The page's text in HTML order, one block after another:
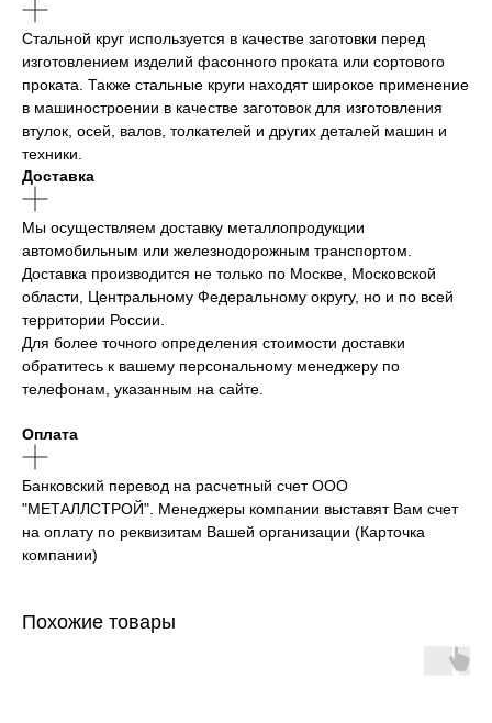
Стальной круг используется в качестве заготовки перед
изготовлением изделий фасонного проката или сортового
проката. Также стальные круги находят широкое применение
в машиностроении в качестве заготовок для изготовления
втулок, осей, валов, толкателей и других деталей машин и
техники.
Доставка
Мы осуществляем доставку металлопродукции
автомобильным или железнодорожным транспортом.
Доставка производится не только по Москве, Московской
области, Центральному Федеральному округу, но и по всей
территории России.
Для более точного определения стоимости доставки
обратитесь к вашему персональному менеджеру по
телефонам, указанным на сайте.
Оплата
Банковский перевод на расчетный счет ООО
"МЕТАЛЛСТРОЙ". Менеджеры компании выставят Вам счет
на оплату по реквизитам Вашей организации (Карточка
компании)
Похожие товары